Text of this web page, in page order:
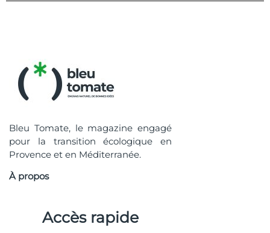
Bleu Tomate, le magazine engagé
pour la transition écologique en
Provence et en Méditerranée.
À propos
Accès rapide